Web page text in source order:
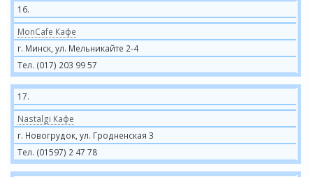
16.
MonCafe Кафе
г. Минск, ул. Мельникайте 2-4
Тел. (017) 203 99 57
17.
Nastalgi Кафе
г. Новогрудок, ул. Гродненская 3
Тел. (01597) 2 47 78